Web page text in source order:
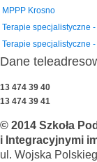
MPPP Krosno
Terapie specjalistyczne -
Terapie specjalistyczne
Dane
13 474 39 40
13 474 39 41
© 2014 Szkoła
i Integracyjnymi
ul. Wojska